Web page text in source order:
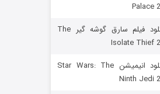
Palace
دانلود فیلم سارق گوشه گیر The
Isolate Thief
دانلود انیمیشن Star Wars: The
Ninth Jedi